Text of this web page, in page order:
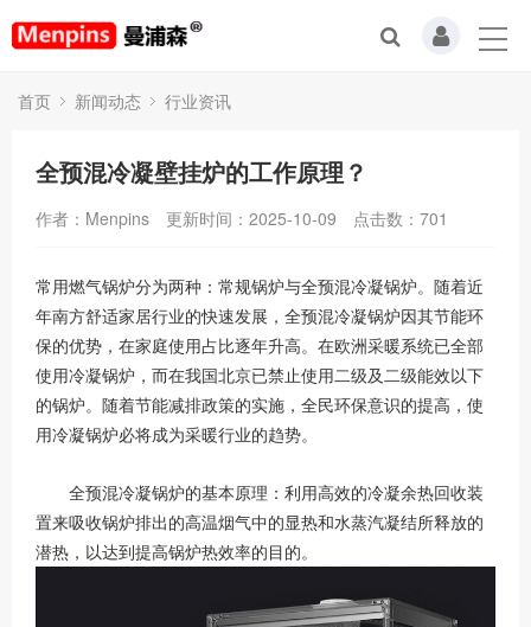
首页 新闻动态 行业资讯
全预混冷凝壁挂炉的工作原理？
作者：Menpins 更新时间：2025-10-09 点击数： 701
常用燃气锅炉分为两种：常规锅炉与全预混冷凝锅炉。随着近
年南方舒适家居行业的快速发展，全预混冷凝锅炉因其节能环
保的优势，在家庭使用占比逐年升高。在欧洲采暖系统已全部
使用冷凝锅炉，而在我国北京已禁止使用二级及二级能效以下
的锅炉。随着节能减排政策的实施，全民环保意识的提高，使
用冷凝锅炉必将成为采暖行业的趋势。
全预混冷凝锅炉的基本原理：利用高效的冷凝余热回收装
置来吸收锅炉排出的高温烟气中的显热和水蒸汽凝结所释放的
潜热，以达到提高锅炉热效率的目的。